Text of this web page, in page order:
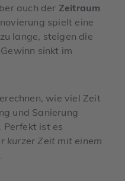
auch der Zeitraum
spielt eine
lange, steigen die
sinkt im
wie viel Zeit
und Sanierung
Perfekt ist es
kurzer Zeit mit einem